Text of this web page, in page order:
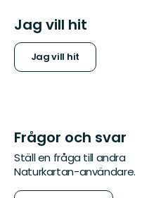
Jag vill hit
Jag vill hit
Frågor och svar
Ställ en fråga till andra
Naturkartan-användare.